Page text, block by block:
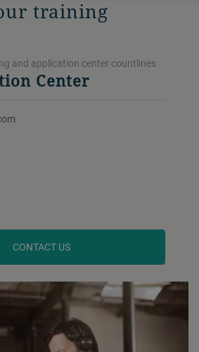
training
and application center countlines
Center
CONTACT US